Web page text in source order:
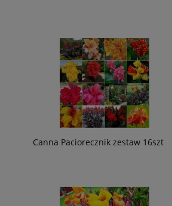
Canna Paciorecznik zestaw 16szt